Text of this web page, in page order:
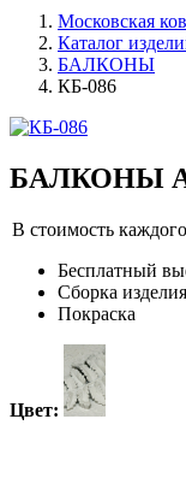
Московская
Каталог
БАЛКОНЫ
КБ-086
БАЛКОНЫ
В стоимость
Бесплатный
Сборка
Покраска
Цвет: